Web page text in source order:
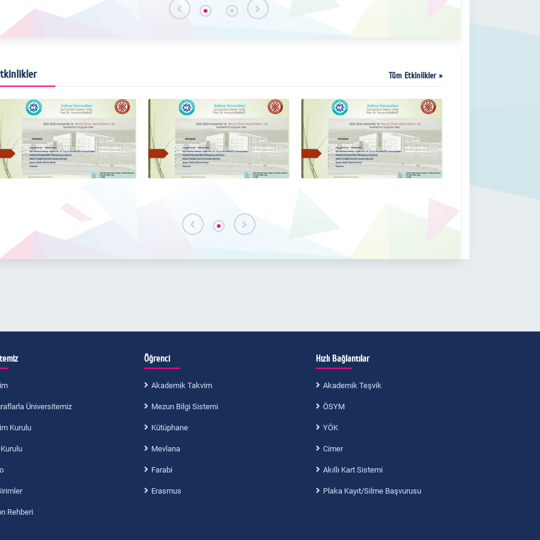
Tüm Etkinlikler »
Üniversitemiz
Kurulu
Rehberi
Öğrenci
Akademik Takvim
Mezun Bilgi Sistemi
Kütüphane
Mevlana
Farabi
Erasmus
Hızlı Bağlantılar
Akademik Teşvik
ÖSYM
YÖK
Cimer
Akıllı Kart Sistemi
Plaka Kayıt/Silme Başvurusu